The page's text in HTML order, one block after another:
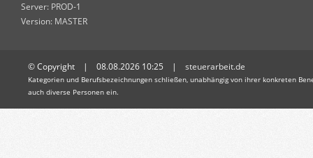
Server: PROD-1
Version: MASTER
© Copyright | 08.08.2026 10:25 | steuerarbeit.de
Kategorien und Berufsbezeichnungen schließen, unabhängig von ihrer konkreten
auch diverse Personen ein.